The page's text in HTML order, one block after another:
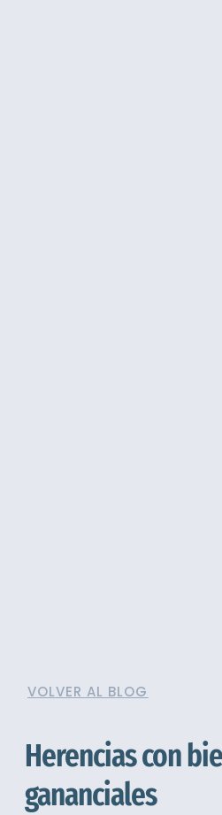
VOLVER AL BLOG
Herencias con
gananciales